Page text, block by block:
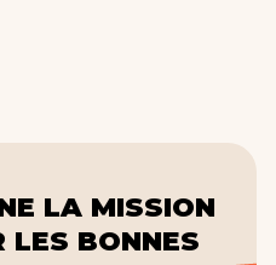
LA MISSION
LES BONNES